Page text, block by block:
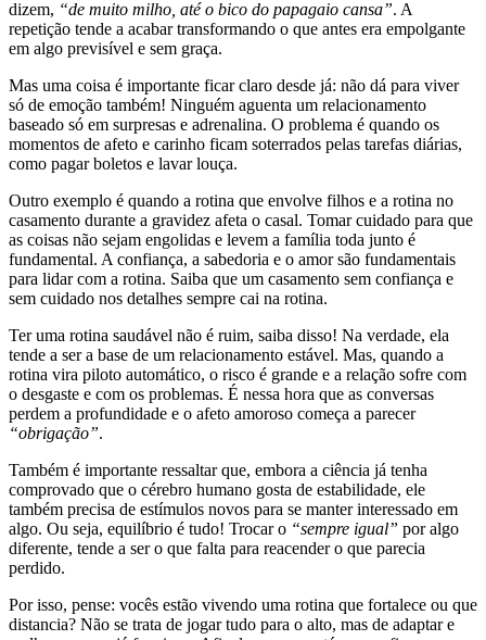
dizem, “de muito milho, até o bico do papagaio cansa”. A
repetição tende a acabar transformando o que antes era empolgante
em algo previsível e sem graça.
Mas uma coisa é importante ficar claro desde já: não dá para viver
só de emoção também! Ninguém aguenta um relacionamento
baseado só em surpresas e adrenalina. O problema é quando os
momentos de afeto e carinho ficam soterrados pelas tarefas diárias,
como pagar boletos e lavar louça.
Outro exemplo é quando a rotina que envolve filhos e a rotina no
casamento durante a gravidez afeta o casal. Tomar cuidado para que
as coisas não sejam engolidas e levem a família toda junto é
fundamental. A confiança, a sabedoria e o amor são fundamentais
para lidar com a rotina. Saiba que um casamento sem confiança e
sem cuidado nos detalhes sempre cai na rotina.
Ter uma rotina saudável não é ruim, saiba disso! Na verdade, ela
tende a ser a base de um relacionamento estável. Mas, quando a
rotina vira piloto automático, o risco é grande e a relação sofre com
o desgaste e com os problemas. É nessa hora que as conversas
perdem a profundidade e o afeto amoroso começa a parecer
“obrigação”.
Também é importante ressaltar que, embora a ciência já tenha
comprovado que o cérebro humano gosta de estabilidade, ele
também precisa de estímulos novos para se manter interessado em
algo. Ou seja, equilíbrio é tudo! Trocar o “sempre igual” por algo
diferente, tende a ser o que falta para reacender o que parecia
perdido.
Por isso, pense: vocês estão vivendo uma rotina que fortalece ou que
distancia? Não se trata de jogar tudo para o alto, mas de adaptar e